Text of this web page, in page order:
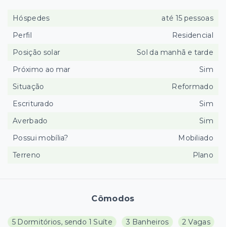
Cômodos
5 Dormitórios, sendo 1 Suíte 3 Banheiros
2 Vagas
Hóspedes
até 15 pessoas
Perfil
Residencial
Posição solar
Sol da manhã e tarde
Próximo ao mar
Sim
Situação
Reformado
Escriturado
Sim
Averbado
Sim
Possui mobília?
Mobiliado
Terreno
Plano